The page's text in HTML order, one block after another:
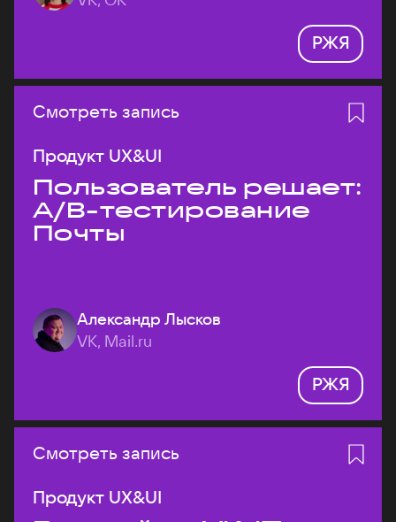
РЖЯ
Смотреть запись
Продукт UX&UI
Пользователь решает:
A/B-тестирование
Почты
Александр Лысков
VK, Mail.ru
РЖЯ
Смотреть запись
Продукт UX&UI